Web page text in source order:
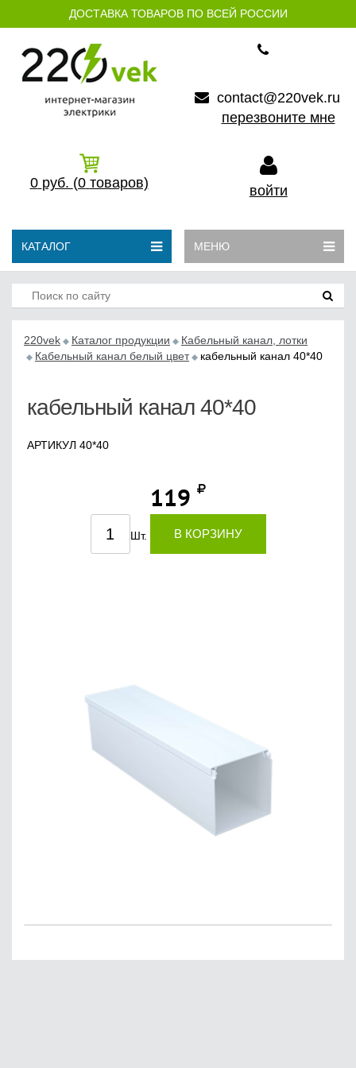
ДОСТАВКА ТОВАРОВ ПО ВСЕЙ РОССИИ
contact@220vek.ru
перезвоните мне
0 руб. (0 товаров) войти
КАТАЛОГ МЕНЮ
220vek Каталог продукции
Кабельный канал, лотки
Кабельный канал белый цвет
кабельный канал 40*40
кабельный канал 40*40
АРТИКУЛ 40*40
119
Шт. В КОРЗИНУ